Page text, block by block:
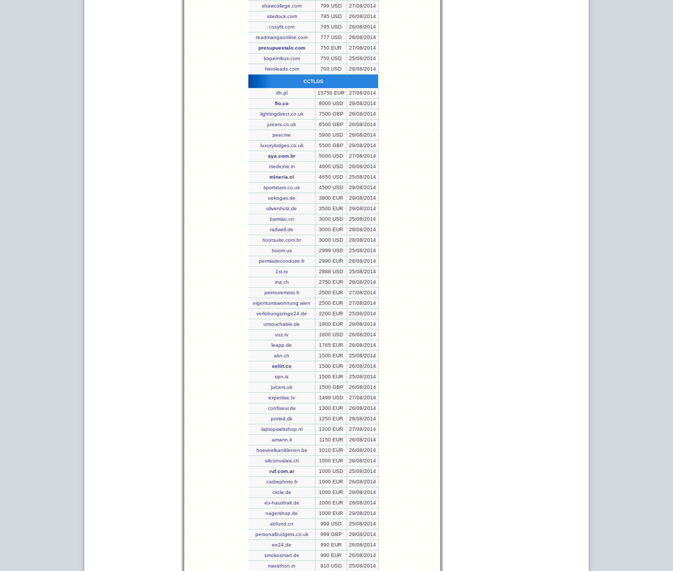
shawcollege.com
799 USD
27/08/2014
sitedock.com
795 USD
26/08/2014
cosyfit.com
795 USD
26/08/2014
readmangaonline.com
777 USD
28/08/2014
presupuestalo.com
750 EUR
27/08/2014
kopernikus.com
750 USD
25/08/2014
heroleads.com
700 USD 28/08/2014
CCTLDS
dh.pl 15750 EUR
27/08/2014
flo.co
8000 USD
29/08/2014
lightingdirect.co.uk
7500 GBP
28/08/2014
juicers.co.uk
6500 GBP
26/08/2014
peer.me
5900 USD
26/08/2014
luxurylodges.co.uk
5500 GBP
29/08/2014
aya.com.br
5000 USD
27/08/2014
medicine.in
4900 USD
28/08/2014
mineria.cl
4650 USD
25/08/2014
sportstars.co.uk
4500 USD
29/08/2014
oekogas.de
3800 EUR
29/08/2014
olivenholz.de
3500 EUR
29/08/2014
bamiao.cn
3000 USD
25/08/2014
radwell.de
3000 EUR
28/08/2014
hootsuite.com.br
3000 USD
28/08/2014
boom.us
2999 USD
25/08/2014
permisdeconduire.fr
2990 EUR
28/08/2014
1st.tv
2888 USD
25/08/2014
ina.ch
2750 EUR
28/08/2014
peinturemoto.fr
2500 EUR
27/08/2014
eigentumswohnung.wien
2500 EUR
27/08/2014
verlobungsringe24.de
2200 EUR
25/08/2014
untouchable.de
1900 EUR
29/08/2014
vuz.tv
1800 USD
26/08/2014
leapp.de
1765 EUR
26/08/2014
akn.ch
1500 EUR
25/08/2014
sellit.co
1500 EUR
26/08/2014
vpn.is
1500 EUR
25/08/2014
juicers.uk
1500 GBP
26/08/2014
expertise.tv
1499 USD
27/08/2014
confiseur.de
1300 EUR
26/08/2014
proled.dk
1250 EUR
28/08/2014
laptopwebshop.nl
1200 EUR
27/08/2014
amann.it
1150 EUR
26/08/2014
hoeveelkaniklenen.be
1010 EUR
26/08/2014
siliconvalais.ch
1000 EUR
28/08/2014
ruf.com.ar
1000 USD
25/08/2014
cadrephoto.fr
1000 EUR
26/08/2014
circle.de
1000 EUR
29/08/2014
eu-haushalt.de
1000 EUR
26/08/2014
nagershop.de
1000 EUR
29/08/2014
abfund.cn
999 USD
25/08/2014
personalbudgets.co.uk
999 GBP
29/08/2014
ee24.de
990 EUR
26/08/2014
smokesmart.de
990 EUR
26/08/2014
marathon.in
810 USD 25/08/2014